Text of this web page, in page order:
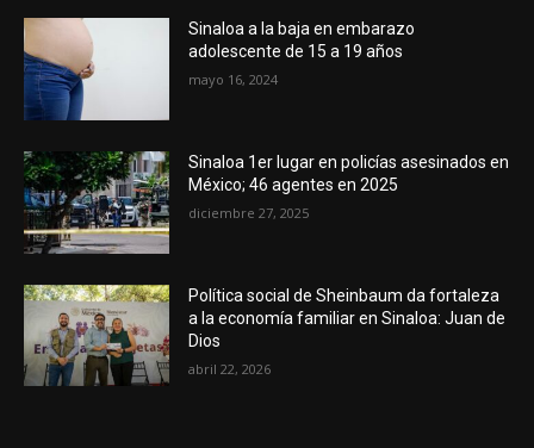
Sinaloa a la baja en embarazo
adolescente de 15 a 19 años
mayo 16, 2024
Sinaloa 1er lugar en policías asesinados en
México; 46 agentes en 2025
diciembre 27, 2025
Política social de Sheinbaum da fortaleza
a la economía familiar en Sinaloa: Juan de
Dios
abril 22, 2026